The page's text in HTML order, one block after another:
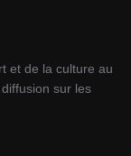
et de la culture au
sur les